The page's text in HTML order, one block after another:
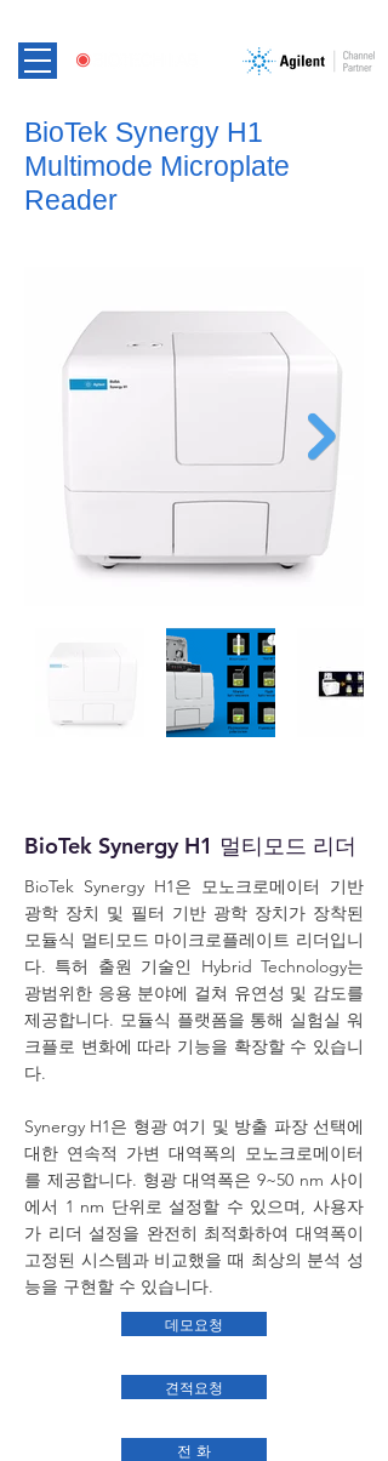
BioTek Synergy H1
Multimode Microplate
Reader
BioTek Synergy H1 멀티모드 리더
BioTek Synergy H1은 모노크로메이터 기반
광학 장치 및 필터 기반 광학 장치가 장착된
모듈식 멀티모드 마이크로플레이트 리더입니
다. 특허 출원 기술인 Hybrid Technology는
광범위한 응용 분야에 걸쳐 유연성 및 감도를
제공합니다. 모듈식 플랫폼을 통해 실험실 워
크플로 변화에 따라 기능을 확장할 수 있습니
다.
Synergy H1은 형광 여기 및 방출 파장 선택에
대한 연속적 가변 대역폭의 모노크로메이터
를 제공합니다. 형광 대역폭은 9~50 nm 사이
에서 1 nm 단위로 설정할 수 있으며, 사용자
가 리더 설정을 완전히 최적화하여 대역폭이
고정된 시스템과 비교했을 때 최상의 분석 성
능을 구현할 수 있습니다.
데모요청
견적요청
전 화